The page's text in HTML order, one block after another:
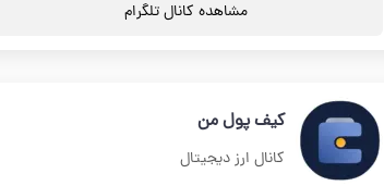
مشاهده کانال تلگرام
کیف پول من
کانال ارز دیجیتال